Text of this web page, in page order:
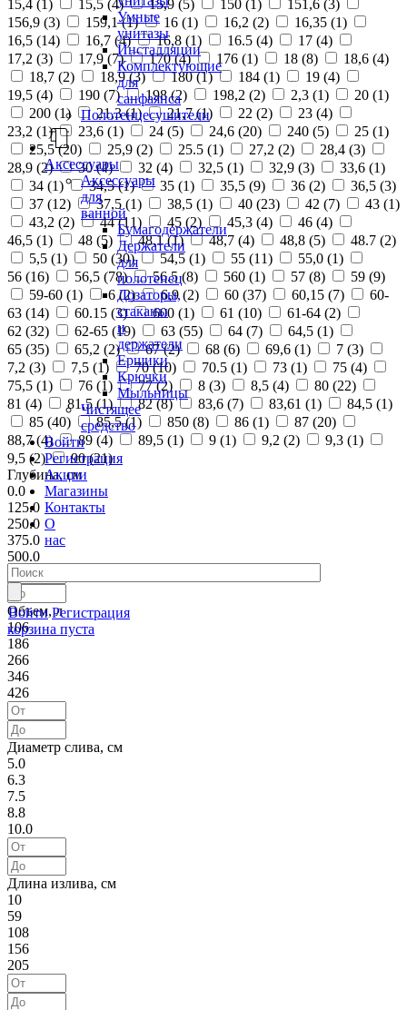
Умные
унитазы
Инсталляции
Комплектующие
для
санфаянса
Полотенцесушители
Аксессуары
Аксессуары
для
ванной
Бумагодержатели
Держатели
для
полотенец
Дозаторы,
стаканы
и
держатели
Ершики
Крючки
Мыльницы
Чистящее
средство
Войти
Регистрация
Акции
Магазины
Контакты
О
нас
Войти Регистрация
корзина пуста
15,4 (1 ) 15,5 (4) 15,9 (5) 150 (1 ) 151,6 (3)
156,9 (3) 159,1 (1) 16 (1) 16,2 (2) 16,35 (1)
16,5 (14) 16,7 (4) 16,8 (1) 16.5 (4) 17 (4)
17,2 (3) 17,9 (7) 170 (4) 176 (1) 18 (8) 18,6 (4)
18,7 (2) 18,9 (3) 180 (1) 184 (1) 19 (4)
19,5 (4) 190 (7) 198 (2) 198,2 (2) 2,3 (1) 20 (1)
200 (1) 21,3 (1) 21,7 (1) 22 (2) 23 (4)
23,2 (1) 23,6 (1) 24 (5) 24,6 (20) 240 (5) 25 (1)
25,5 (20) 25,9 (2) 25.5 (1) 27,2 (2) 28,4 (3)
28,9 (2) 30 (4) 32 (4) 32,5 (1) 32,9 (3) 33,6 (1)
34 (1) 34,5 (1) 35 (1) 35,5 (9) 36 (2) 36,5 (3)
37 (12) 37,5 (1) 38,5 (1) 40 (23) 42 (7) 43 (1)
43,2 (2) 44 (11) 45 (2) 45,3 (4) 46 (4)
46,5 (1) 48 (5) 48,1 (1) 48,7 (4) 48,8 (5) 48.7 (2)
5,5 (1) 50 (30) 54,5 (1) 55 (11) 55,0 (1)
56 (16) 56,5 (78) 56.5 (8) 560 (1) 57 (8) 59 (9)
59-60 (1) 6 (2) 6,9 (2) 60 (37) 60,15 (7)
60-
63 (14) 60.15 (3) 600 (1) 61 (10) 61-64 (2)
62 (32) 62-65 (19) 63 (55) 64 (7) 64,5 (1)
65 (35) 65,2 (2) 67 (2) 68 (6) 69,6 (1) 7 (3)
7,2 (3) 7,5 (1) 70 (10) 70.5 (1) 73 (1) 75 (4)
75,5 (1) 76 (1) 77 (2) 8 (3) 8,5 (4) 80 (22)
81 (4) 81,5 (1) 82 (8) 83,6 (7) 83,61 (1) 84,5 (1)
85 (40) 85,5 (1) 850 (8) 86 (1) 87 (20)
88,7 (4) 89 (4) 89,5 (1) 9 (1) 9,2 (2) 9,3 (1)
9,5 (2) 90 (21)
Глубина, см
0.0
125.0
250.0
375.0
500.0
Объем, л
106
186
266
346
426
Диаметр слива, см
5.0
6.3
7.5
8.8
10.0
Длина излива, см
10
59
108
156
205